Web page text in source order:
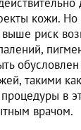
кожи.
риск
такими
в
врачом.